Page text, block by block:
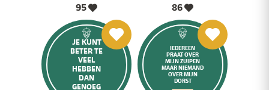
95 86
JE KUNT
BETER TE
VEEL
HEBBEN
DAN
GENOEG
IEDEREEN
PRAAT OVER
MIJN ZUIPEN
MAAR NIEMAND
OVER MIJN
DORST